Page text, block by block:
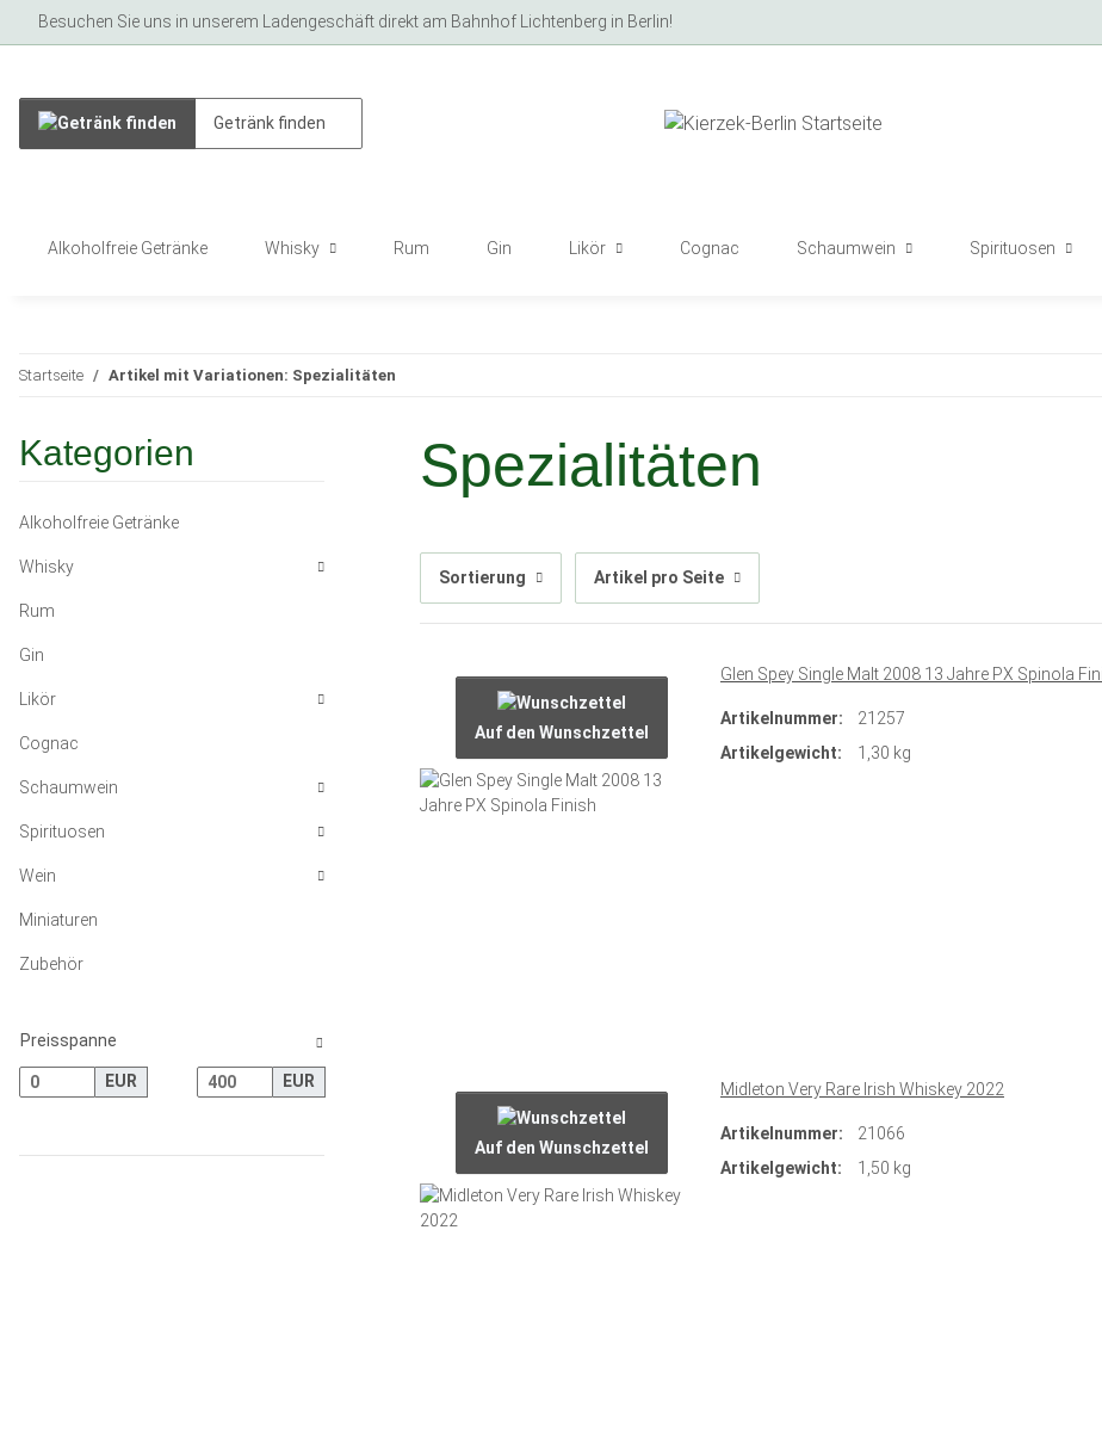
Besuchen Sie uns in unserem Ladengeschäft direkt am Bahnhof Lichtenberg in Berlin!
Alkoholfreie Getränke Whisky Rum Gin Likör Cognac Schaumwein Spirituosen
Startseite Artikel mit Variationen: Spezialitäten
Spezialitäten
Sortierung Artikel pro Seite
Auf den Wunschzettel
Glen Spey Single Malt 2008 13 Jahre PX Spinola
Artikelnummer:
21257
Artikelgewicht:
1,30 kg
Auf den Wunschzettel
Midleton Very Rare Irish Whiskey 2022
Artikelnummer:
21066
Artikelgewicht:
1,50 kg
Kategorien
Alkoholfreie Getränke
Whisky
Rum
Gin
Likör
Cognac
Schaumwein
Spirituosen
Wein
Miniaturen
Zubehör
Preisspanne
EUR EUR